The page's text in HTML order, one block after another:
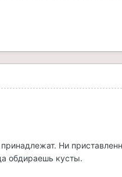
Ни
обдираешь кусты.